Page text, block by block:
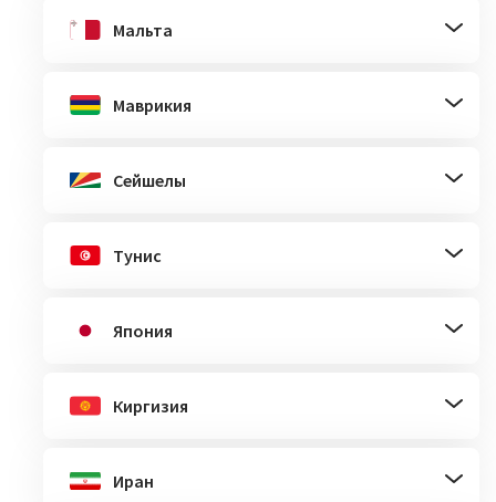
Мальта
Маврикия
Сейшелы
Тунис
Япония
Киргизия
Иран